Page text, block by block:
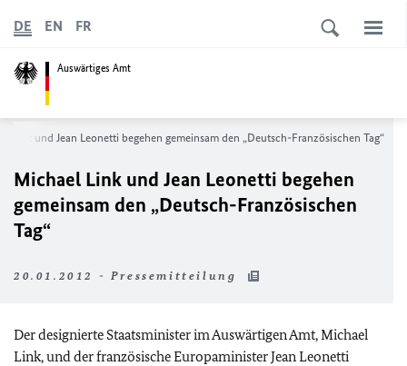
Auswärtiges Amt
DE EN FR
Link und Jean Leonetti begehen gemeinsam den „Deutsch-Französischen Tag“
Michael Link und Jean Leonetti begehen
gemeinsam den „Deutsch-Französischen
Tag“
20.01.2012 - Pressemitteilung
Der designierte Staatsminister im Auswärtigen Amt, Michael
Link, und der französische Europaminister Jean Leonetti